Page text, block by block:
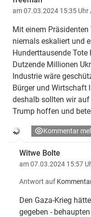
am 07.03.2024 15:35 Uhr
Mit einem
niemals eskaliert und
Hunderttausende
Dutzende Millionen
Industrie wäre
Bürger und Wirtschaft
deshalb sollten wir auf
Trump hoffen und
Kommentar
Witwe Bolte
am 07.03.2024 15:57
Antwort auf
Den Gaza-Krieg
gegeben -